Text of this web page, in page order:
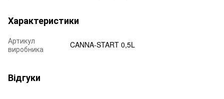
Характеристики
Артикул
виробника
CANNA-START 0,5L
Відгуки